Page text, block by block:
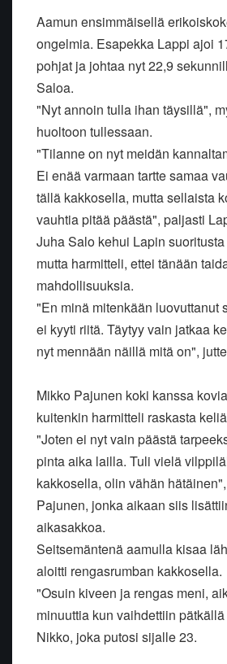
Aamun ensimmäisellä
ongelmia. Esapekka Lappi ajoi
pohjat ja johtaa nyt 22,9
Saloa.
"Nyt annoin tulla ihan täysillä",
huoltoon tullessaan.
"Tilanne on nyt meidän
Ei enää varmaan tartte samaa
tällä kakkosella, mutta sellaista
vauhtia pitää päästä", paljasti
Juha Salo kehui Lapin
mutta harmitteli, ettei tänään
mahdollisuuksia.
"En minä mitenkään luovuttanut
ei kyyti riitä. Täytyy vain jatkaa
nyt mennään näillä mitä on",
Mikko Pajunen koki kanssa
kuitenkin harmitteli raskasta
"Joten ei nyt vain päästä
pinta aika lailla. Tuli vielä
kakkosella, olin vähän
Pajunen, jonka aikaan siis
aikasakkoa.
Seitsemäntenä aamulla kisaa
aloitti rengasrumban kakkosella.
"Osuin kiveen ja rengas meni,
minuuttia kun vaihdettiin
Nikko, joka putosi sijalle 23.